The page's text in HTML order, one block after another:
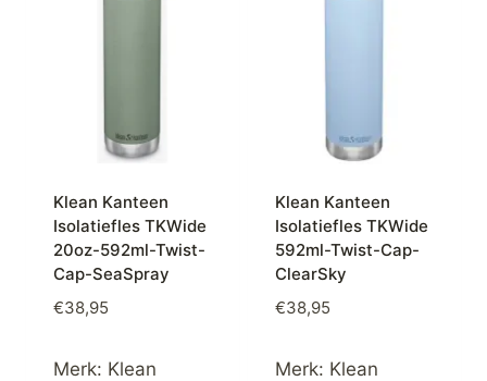
Klean Kanteen
Isolatiefles TKWide
20oz-592ml-Twist-
Cap-SeaSpray
€38,95
Merk: Klean
Klean Kanteen
Isolatiefles TKWide
592ml-Twist-Cap-
ClearSky
€38,95
Merk: Klean